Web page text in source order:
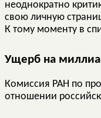
неоднократно
свою личную
К тому моменту в
Ущерб на
Комиссия РАН по
отношении